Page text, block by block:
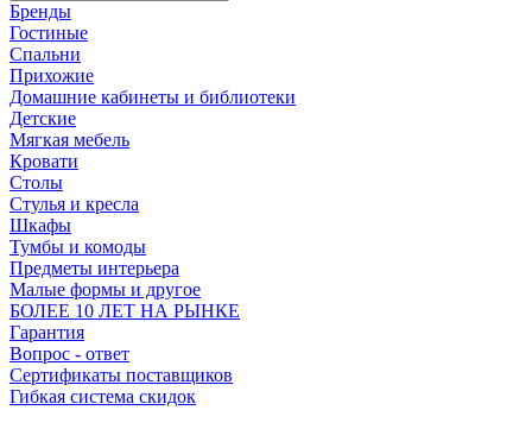
Бренды
Гостиные
Спальни
Прихожие
Домашние кабинеты и библиотеки
Детские
Мягкая мебель
Кровати
Столы
Стулья и кресла
Шкафы
Тумбы и комоды
Предметы интерьера
Малые формы и другое
БОЛЕЕ 10 ЛЕТ НА РЫНКЕ
Гарантия
Вопрос - ответ
Сертификаты поставщиков
Гибкая система скидок